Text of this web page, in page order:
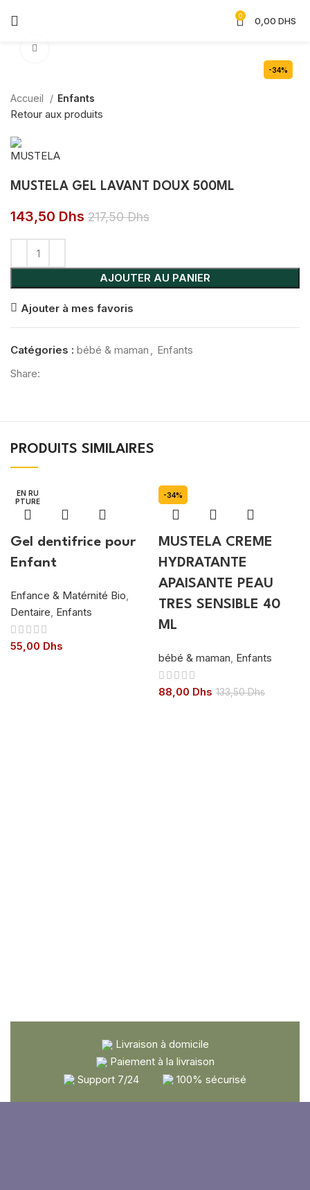
0 0,00 DHS
-34%
Accueil Enfants
Retour aux produits
MUSTELA GEL LAVANT DOUX 500ML
143,50 Dhs 217,50Dhs
AJOUTER AU PANIER
Ajouter à mes favoris
Catégories : bébé & maman , Enfants
Share:
PRODUITS SIMILAIRES
EN RU
PTURE
Gel dentifrice pour
Enfant
Enfance & Matérnité Bio,
Dentaire, Enfants
55,00 Dhs
-34%
MUSTELA CREME
HYDRATANTE
APAISANTE PEAU
TRES SENSIBLE 40
ML
bébé & maman, Enfants
88,00 Dhs 133,50Dhs
Livraison à domicile
Paiement à la livraison
Support 7/24
100% sécurisé